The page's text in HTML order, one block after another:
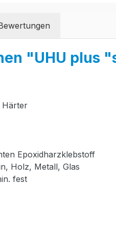
"UHU plus
Härter
Epoxidharzklebstoff
Holz, Metall, Glas
fest